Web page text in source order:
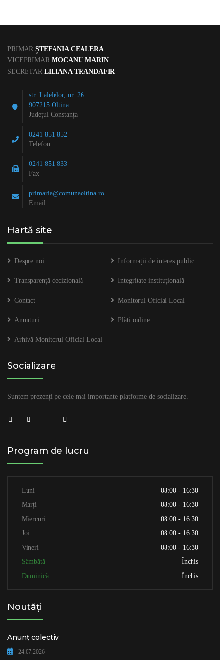
PRIMAR ȘTEFANIA CEALERA
VICEPRIMAR MOCANU MARIN
SECRETAR LILIANA TRANDAFIR
str. Lalelelor, nr. 26
907215 Oltina
Județul Constanța
0241 851 852
Telefon
0241 851 833
Fax
primaria@comunaoltina.ro
Email
Hartă site
Despre noi Informații de interes public
Transparență decizională Integritate instituțională
Contact Monitorul Oficial Local
Anunturi Plăți online
Arhivă Monitorul Oficial Local
Socializare
Suntem prezenți pe cele mai importante platforme de socializare.
Program de lucru
Luni
08:00 - 16:30
Marți
08:00 - 16:30
Miercuri
08:00 - 16:30
Joi
08:00 - 16:30
Vineri
08:00 - 16:30
Sâmbătă
Închis
Duminică
Închis
Noutăți
Anunț colectiv
24.07.2026